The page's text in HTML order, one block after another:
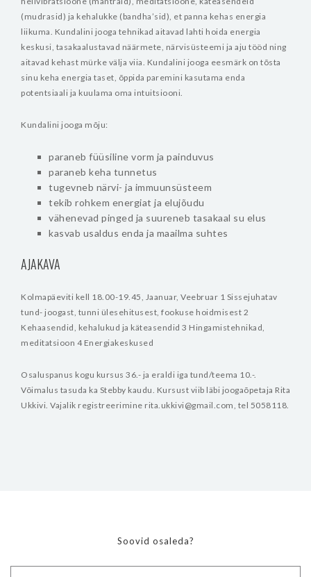
(mudrasid) ja kehalukke (bandha’sid), et panna kehas energia
liikuma. Kundalini jooga tehnikad aitavad lahti hoida energia
keskusi, tasakaalustavad näärmete, närvisüsteemi ja aju tööd ning
aitavad kehast mürke välja viia. Kundalini jooga eesmärk on tõsta
sinu keha energia taset, õppida paremini kasutama enda
potentsiaali ja kuulama oma intuitsiooni.
Kundalini jooga mõju:
paraneb füüsiline vorm ja painduvus
paraneb keha tunnetus
tugevneb närvi- ja immuunsüsteem
tekib rohkem energiat ja elujõudu
vähenevad pinged ja suureneb tasakaal su elus
kasvab usaldus enda ja maailma suhtes
AJAKAVA
Kolmapäeviti kell 18.00-19.45, Jaanuar, Veebruar 1 Sissejuhatav
tund- joogast, tunni ülesehitusest, fookuse hoidmisest 2
Kehaasendid, kehalukud ja käteasendid 3 Hingamistehnikad,
meditatsioon 4 Energiakeskused
Osaluspanus kogu kursus 36.- ja eraldi iga tund/teema 10.-.
Võimalus tasuda ka Stebby kaudu. Kursust viib läbi joogaõpetaja Rita
Ukkivi. Vajalik registreerimine rita.ukkivi@gmail.com, tel 5058118.
Soovid osaleda?